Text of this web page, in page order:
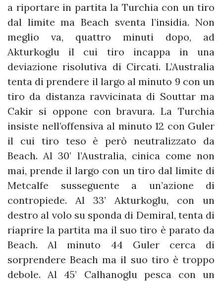
a riportare in partita la Turchia con un tiro
dal limite ma Beach sventa l’insidia. Non
meglio va, quattro minuti dopo, ad
Akturkoglu il cui tiro incappa in una
deviazione risolutiva di Circati. L’Australia
tenta di prendere il largo al minuto 9 con un
tiro da distanza ravvicinata di Souttar ma
Cakir si oppone con bravura. La Turchia
insiste nell’offensiva al minuto 12 con Guler
il cui tiro teso è però neutralizzato da
Beach. Al 30’ l’Australia, cinica come non
mai, prende il largo con un tiro dal limite di
Metcalfe susseguente a un’azione di
contropiede. Al 33’ Akturkoglu, con un
destro al volo su sponda di Demiral, tenta di
riaprire la partita ma il suo tiro è parato da
Beach. Al minuto 44 Guler cerca di
sorprendere Beach ma il suo tiro è troppo
debole. Al 45’ Calhanoglu pesca con un